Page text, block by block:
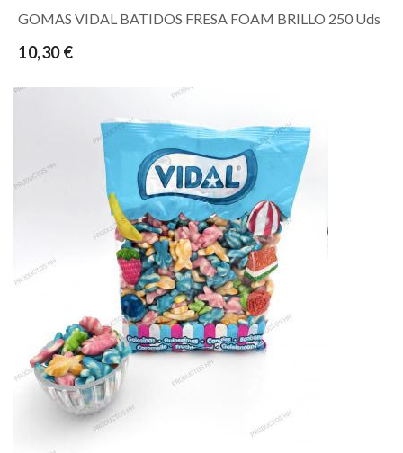
GOMAS VIDAL BATIDOS FRESA FOAM BRILLO 250 Uds
10,30 €